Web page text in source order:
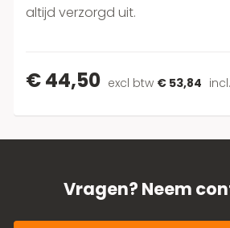
altijd verzorgd uit.
€ 44,50 excl btw € 53,84
Vragen? Neem